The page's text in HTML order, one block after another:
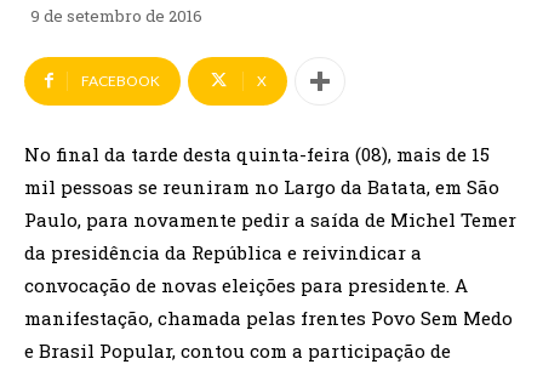
9 de setembro de 2016
FACEBOOK X
No final da tarde desta quinta-feira (08), mais de 15
mil pessoas se reuniram no Largo da Batata, em São
Paulo, para novamente pedir a saída de Michel Temer
da presidência da República e reivindicar a
convocação de novas eleições para presidente. A
manifestação, chamada pelas frentes Povo Sem Medo
e Brasil Popular, contou com a participação de